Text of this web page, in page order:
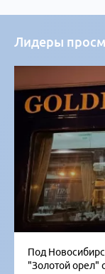
Лидеры
Под
"Золотой орел"